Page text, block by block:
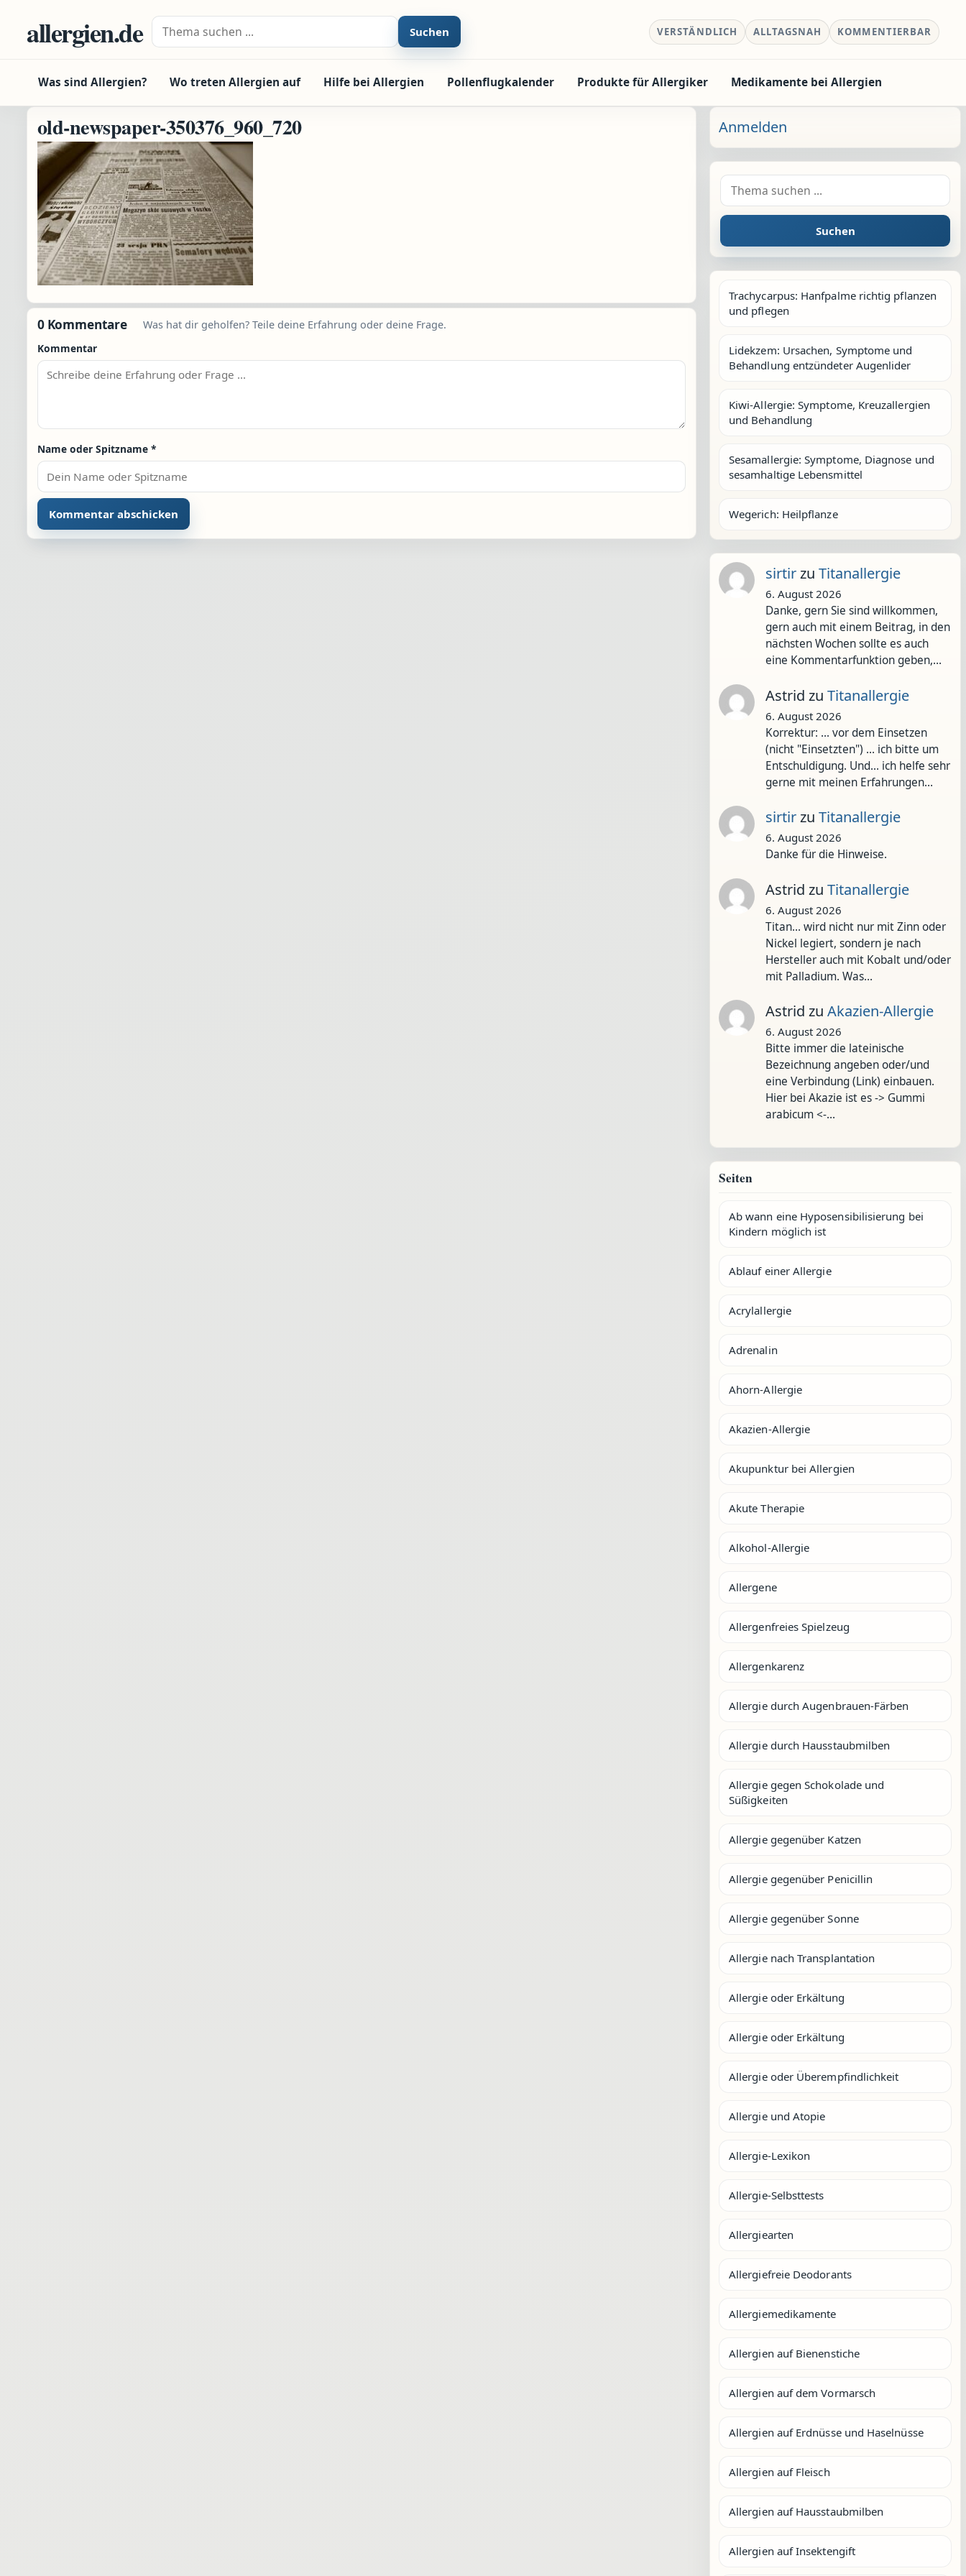
allergien.de Suche nach: Suchen VERSTÄNDLICH ALLTAGSNAH KOMMENTIERBAR
Was sind Allergien? Wo treten Allergien auf Hilfe bei Allergien Pollenflugkalender Produkte für Allergiker Medikamente bei Allergien
old-newspaper-350376_960_720
0 Kommentare
Was hat dir geholfen? Teile deine Erfahrung oder deine Frage.
Kommentar
Name oder Spitzname *
Anmelden
Suche nach:
Suchen
Trachycarpus: Hanfpalme richtig pflanzen
und pflegen
Lidekzem: Ursachen, Symptome und
Behandlung entzündeter Augenlider
Kiwi-Allergie: Symptome, Kreuzallergien
und Behandlung
Sesamallergie: Symptome, Diagnose und
sesamhaltige Lebensmittel
Wegerich: Heilpflanze
sirtirzu Titanallergie
6. August 2026
Danke, gern Sie sind willkommen,
gern auch mit einem Beitrag, in den
nächsten Wochen sollte es auch
eine Kommentarfunktion geben,…
Astrid zu Titanallergie
6. August 2026
Korrektur: ... vor dem Einsetzen
(nicht "Einsetzten") ... ich bitte um
Entschuldigung. Und... ich helfe sehr
gerne mit meinen Erfahrungen…
sirtirzu Titanallergie
6. August 2026
Danke für die Hinweise.
Astrid zu Titanallergie
6. August 2026
Titan... wird nicht nur mit Zinn oder
Nickel legiert, sondern je nach
Hersteller auch mit Kobalt und/oder
mit Palladium. Was…
Astrid zu Akazien-Allergie
6. August 2026
Bitte immer die lateinische
Bezeichnung angeben oder/und
eine Verbindung (Link) einbauen.
Hier bei Akazie ist es -> Gummi
arabicum <-…
Seiten
Ab wann eine Hyposensibilisierung bei
Kindern möglich ist
Ablauf einer Allergie
Acrylallergie
Adrenalin
Ahorn-Allergie
Akazien-Allergie
Akupunktur bei Allergien
Akute Therapie
Alkohol-Allergie
Allergene
Allergenfreies Spielzeug
Allergenkarenz
Allergie durch Augenbrauen-Färben
Allergie durch Hausstaubmilben
Allergie gegen Schokolade und
Süßigkeiten
Allergie gegenüber Katzen
Allergie gegenüber Penicillin
Allergie gegenüber Sonne
Allergie nach Transplantation
Allergie oder Erkältung
Allergie oder Erkältung
Allergie oder Überempfindlichkeit
Allergie und Atopie
Allergie-Lexikon
Allergie-Selbsttests
Allergiearten
Allergiefreie Deodorants
Allergiemedikamente
Allergien auf Bienenstiche
Allergien auf dem Vormarsch
Allergien auf Erdnüsse und Haselnüsse
Allergien auf Fleisch
Allergien auf Hausstaubmilben
Allergien auf Insektengift